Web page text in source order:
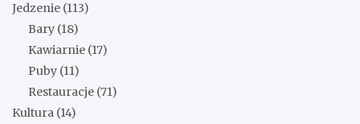
Jedzenie (113)
Bary (18)
Kawiarnie (17)
Puby (11)
Restauracje (71)
Kultura (14)